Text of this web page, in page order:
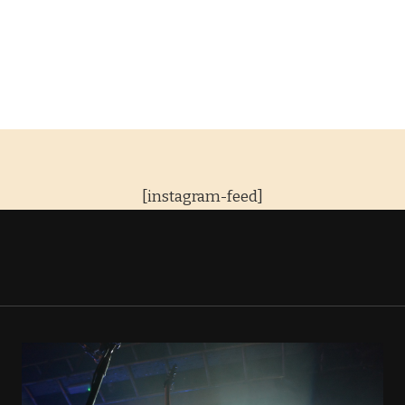
[instagram-feed]